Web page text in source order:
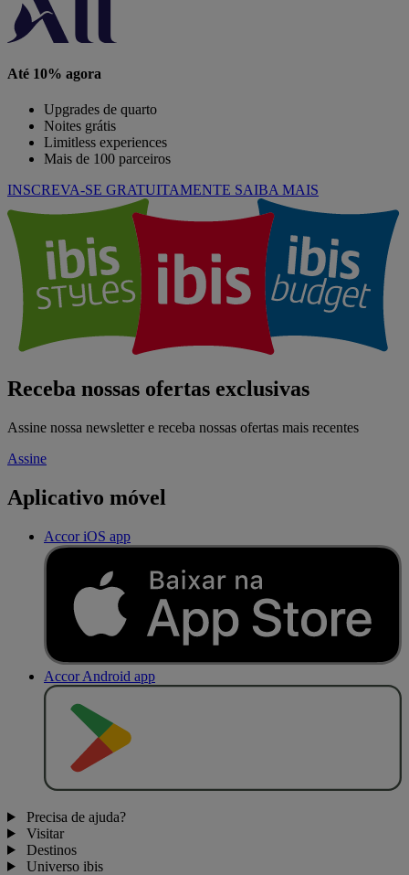
Até 10% agora
Upgrades de quarto
Noites grátis
Limitless experiences
Mais de 100 parceiros
INSCREVA-SE GRATUITAMENTE SAIBA MAIS
Receba nossas ofertas exclusivas
Assine nossa newsletter e receba nossas ofertas mais recentes
Assine
Aplicativo móvel
Accor iOS app
Accor Android app
Precisa de ajuda?
Visitar
Destinos
Universo ibis